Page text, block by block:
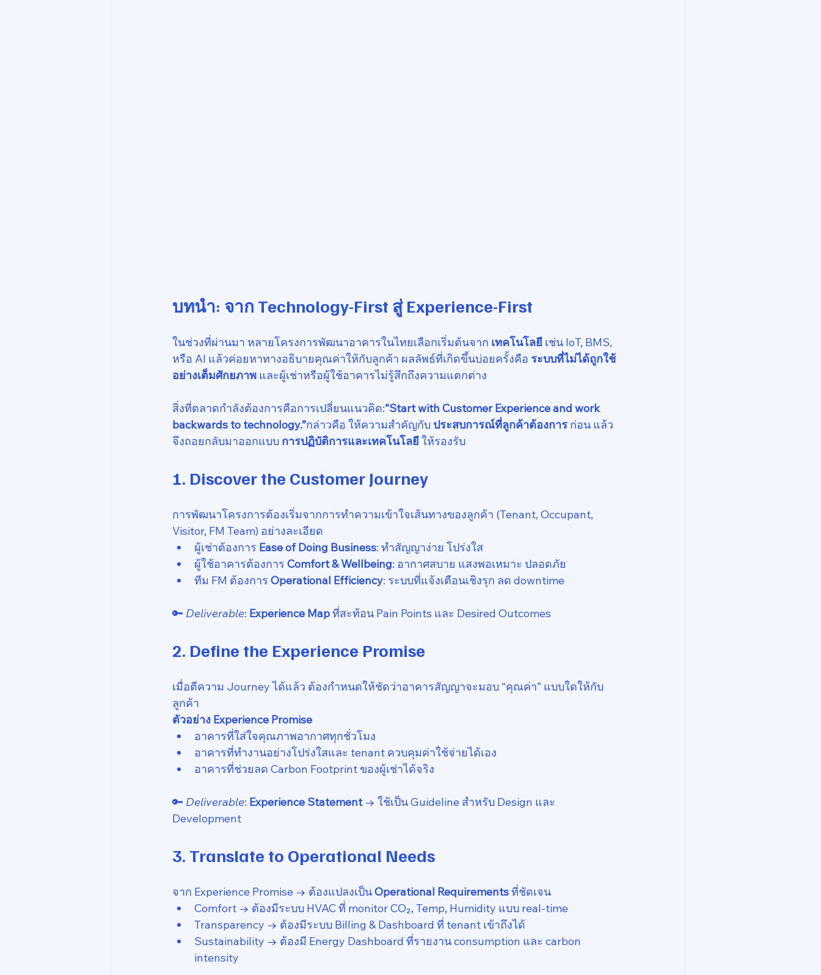
บทนำ: จาก Technology-First สู่ Experience-First
ในช่วงที่ผ่านมา หลายโครงการพัฒนาอาคารในไทยเลือกเริ่มต้นจาก เทคโนโลยี เช่น IoT, BMS,
หรือ AI แล้วค่อยหาทางอธิบายคุณค่าให้กับลูกค้า ผลลัพธ์ที่เกิดขึ้นบ่อยครั้งคือ ระบบที่ไม่ได้ถูกใช้
อย่างเต็มศักยภาพ และผู้เช่าหรือผู้ใช้อาคารไม่รู้สึกถึงความแตกต่าง
สิ่งที่ตลาดกำลังต้องการคือการเปลี่ยนแนวคิด:“Start with Customer Experience and work
backwards to technology.”กล่าวคือ ให้ความสำคัญกับ ประสบการณ์ที่ลูกค้าต้องการ ก่อน แล้ว
จึงถอยกลับมาออกแบบ การปฏิบัติการและเทคโนโลยี ให้รองรับ
1. Discover the Customer Journey
การพัฒนาโครงการต้องเริ่มจากการทำความเข้าใจเส้นทางของลูกค้า (Tenant, Occupant,
Visitor, FM Team) อย่างละเอียด
ผู้เช่าต้องการ Ease of Doing Business: ทำสัญญาง่าย โปร่งใส
ผู้ใช้อาคารต้องการ Comfort & Wellbeing: อากาศสบาย แสงพอเหมาะ ปลอดภัย
ทีม FM ต้องการ Operational Efficiency: ระบบที่แจ้งเตือนเชิงรุก ลด downtime
🔑 Deliverable: Experience Map ที่สะท้อน Pain Points และ Desired Outcomes
2. Define the Experience Promise
เมื่อตีความ Journey ได้แล้ว ต้องกำหนดให้ชัดว่าอาคารสัญญาจะมอบ “คุณค่า” แบบใดให้กับ
ลูกค้า
ตัวอย่าง Experience Promise
อาคารที่ใส่ใจคุณภาพอากาศทุกชั่วโมง
อาคารที่ทำงานอย่างโปร่งใสและ tenant ควบคุมค่าใช้จ่ายได้เอง
อาคารที่ช่วยลด Carbon Footprint ของผู้เช่าได้จริง
🔑 Deliverable: Experience Statement → ใช้เป็น Guideline สำหรับ Design และ
Development
3. Translate to Operational Needs
จาก Experience Promise → ต้องแปลงเป็น Operational Requirements ที่ชัดเจน
Comfort → ต้องมีระบบ HVAC ที่ monitor CO₂, Temp, Humidity แบบ real-time
Transparency → ต้องมีระบบ Billing & Dashboard ที่ tenant เข้าถึงได้
Sustainability → ต้องมี Energy Dashboard ที่รายงาน consumption และ carbon
intensity